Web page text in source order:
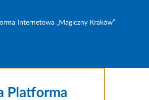
Internetowa „Magiczny Kraków”
Platforma